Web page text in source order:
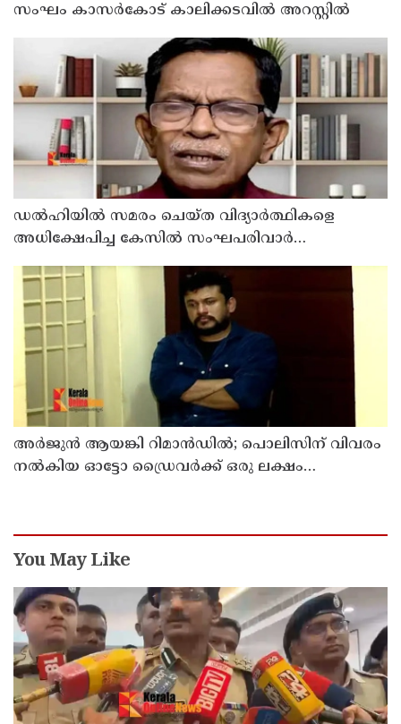
സംഘം കാസർകോട് കാലിക്കടവിൽ അറസ്റ്റിൽ
ഡൽഹിയിൽ സമരം ചെയ്ത വിദ്യാർത്ഥികളെ
അധിക്ഷേപിച്ച കേസില്‍ സംഘപരിവാർ
അര്‍ജുന്‍ ആയങ്കി റിമാന്‍ഡില്‍; പൊലിസിന് വിവരം
നൽകിയ ഓട്ടോ ഡ്രൈവർക്ക് ഒരു ലക്ഷം
You May Like